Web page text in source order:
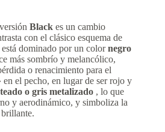
Black es un cambio
con el clásico esquema de
dominado por un colornegro
más sombrío y melancólico,
o renacimiento para el
el pecho, en lugar de ser rojo y
o gris metalizado , lo que
y aerodinámico, y simboliza la